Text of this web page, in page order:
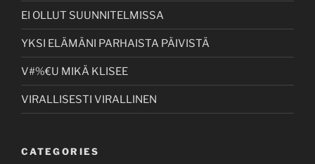
EI OLLUT SUUNNITELMISSA
YKSI ELÄMÄNI PARHAISTA PÄIVISTÄ
V#%€U MIKÄ KLISEE
VIRALLISESTI VIRALLINEN
CATEGORIES